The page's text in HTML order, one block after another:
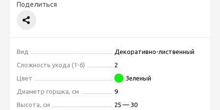
Поделиться
Вид
Декоративно-лиственный
Сложность ухода (1-6)
2
Цвет
Зеленый
Диаметр горшка, см
9
Высота, см
25 — 30